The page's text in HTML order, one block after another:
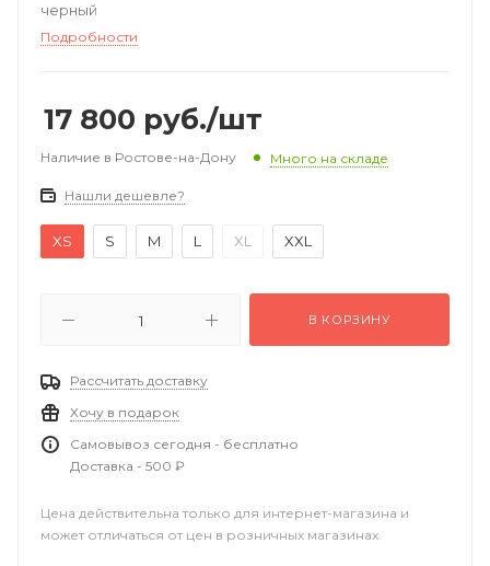
черный
Подробности
17 800 руб./шт
Наличие в Ростове-на-Дону Много на складе
Нашли дешевле?
XS S M L XL XXL
В КОРЗИНУ
Рассчитать доставку
Хочу в подарок
Самовывоз сегодня - бесплатно
Доставка - 500 ₽
Цена действительна только для интернет-магазина и
может отличаться от цен в розничных магазинах